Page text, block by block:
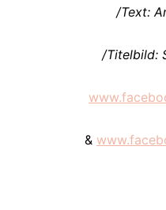
/Text:
/Titelbild:
&